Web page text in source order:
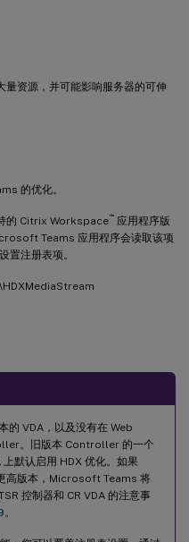
量资源，并可能影响服务器的可伸
的优化。
的 Citrix Workspace™
应用程序版
Teams 应用程序会读取该项
置注册表项。
的 VDA，以及没有在 Web
。旧版本 Controller 的一个
默认启用 HDX 优化。如果
高版本，Microsoft Teams 将
控制器和 CR VDA 的注意事
。